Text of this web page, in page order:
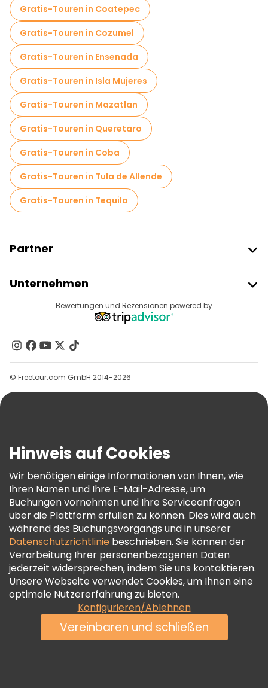
Food-Touren in Merida
Gratis-Touren in Coatepec
Gratis-Touren in Cozumel
Gratis-Touren in Ensenada
Gratis-Touren in Isla Mujeres
Gratis-Touren in Mazatlan
Gratis-Touren in Queretaro
Gratis-Touren in Coba
Gratis-Touren in Tula de Allende
Gratis-Touren in Tequila
Partner
Anbieter-Anmeldung
Affiliate-Programm
Unternehmen
Reiseziele
Kontakt
Gruppen
Hilfe
AGB Und Rechtliches
Cookie-Richtlinie
Freetour Auszeichnungen
Treueprogramm
Bewertungen und Rezensionen powered by
© Freetour.com GmbH 2014-2026
Hinweis auf Cookies
Wir benötigen einige Informationen von Ihnen, wie
Ihren Namen und Ihre E-Mail-Adresse, um
Buchungen vornehmen und Ihre Serviceanfragen
über die Plattform erfüllen zu können. Dies wird auch
während des Buchungsvorgangs und in unserer
Datenschutzrichtlinie beschrieben. Sie können der
Verarbeitung Ihrer personenbezogenen Daten
jederzeit widersprechen, indem Sie uns kontaktieren.
Unsere Webseite verwendet Cookies, um Ihnen eine
optimale Nutzererfahrung zu bieten.
Konfigurieren/Ablehnen
Vereinbaren und schließen